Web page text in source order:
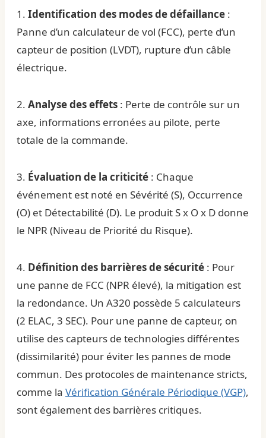
1. Identification des modes de défaillance :
Panne d’un calculateur de vol (FCC), perte d’un
capteur de position (LVDT), rupture d’un câble
électrique.
2. Analyse des effets : Perte de contrôle sur un
axe, informations erronées au pilote, perte
totale de la commande.
3. Évaluation de la criticité : Chaque
événement est noté en Sévérité (S), Occurrence
(O) et Détectabilité (D). Le produit S x O x D donne
le NPR (Niveau de Priorité du Risque).
4. Définition des barrières de sécurité : Pour
une panne de FCC (NPR élevé), la mitigation est
la redondance. Un A320 possède 5 calculateurs
(2 ELAC, 3 SEC). Pour une panne de capteur, on
utilise des capteurs de technologies différentes
(dissimilarité) pour éviter les pannes de mode
commun. Des protocoles de maintenance stricts,
comme la Vérification Générale Périodique (VGP),
sont également des barrières critiques.